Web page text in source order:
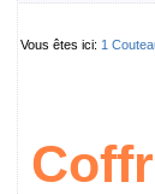
Vous êtes ici: 1